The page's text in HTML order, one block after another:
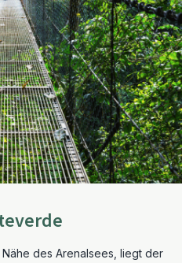
des Arenalsees, liegt der